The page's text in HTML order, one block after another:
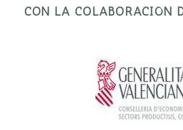
CON LA COLABORACIÓN